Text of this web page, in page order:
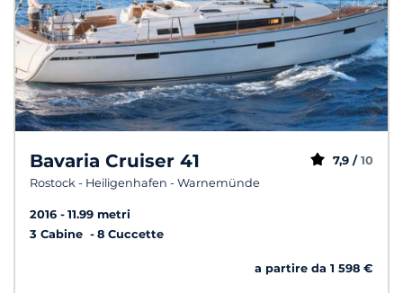
Bavaria Cruiser 41
Rostock - Heiligenhafen - Warnemünde
7,9 / 10
2016
11.99 metri
3 Cabine
8 Cuccette
a partire da 1 598 €